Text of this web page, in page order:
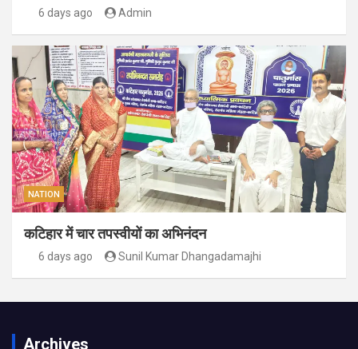
6 days ago Admin
NATION
कटिहार में चार तपस्वीयों का अभिनंदन
6 days ago Sunil Kumar Dhangadamajhi
Archives